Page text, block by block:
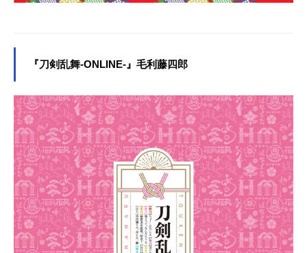
『刀剣乱舞-ONLINE-』毛利藤四郎